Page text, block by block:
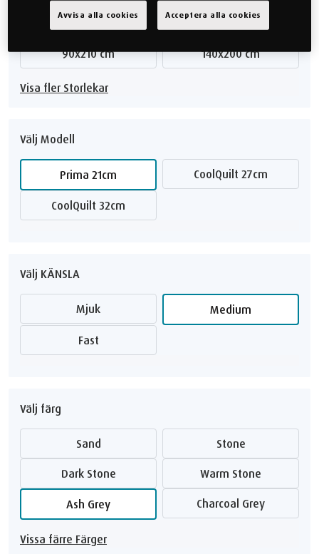
80x200 cm 90x200 cm
90x210 cm 140x200 cm
Visa fler Storlekar
Välj Modell
Prima 21cm CoolQuilt 27cm
CoolQuilt 32cm
Välj KÄNSLA
Mjuk Medium
Fast
Välj färg
Sand Stone
Dark Stone Warm Stone
Ash Grey Charcoal Grey
Vissa färre Färger
Avvisa alla cookies Acceptera alla cookies